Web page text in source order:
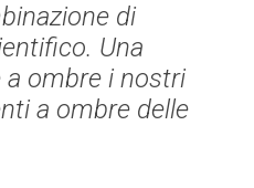
di
Una
a ombre i nostri
a ombre delle